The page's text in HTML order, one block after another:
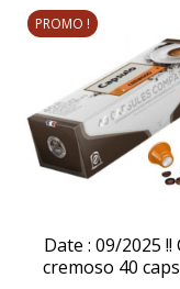
Date : 09/2025 !!
cremoso 40
PROMO !